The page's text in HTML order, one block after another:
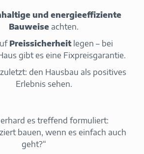
und energieeffiziente
Bauweise achten.
Preissicherheit legen – bei
gibt es eine Fixpreisgarantie.
den Hausbau als positives
Erlebnis sehen.
es treffend formuliert:
bauen, wenn es einfach auch
geht?“